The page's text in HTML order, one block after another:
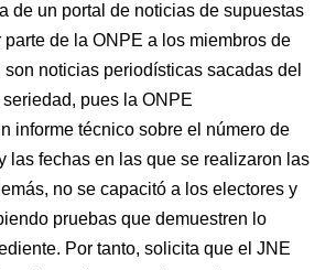
de un portal de noticias de supuestas
de la ONPE a los miembros de
son noticias periodísticas sacadas del
pues la ONPE
informe técnico sobre el número de
las fechas en las que se realizaron las
no se capacitó a los electores y
pruebas que demuestren lo
Por tanto, solicita que el JNE